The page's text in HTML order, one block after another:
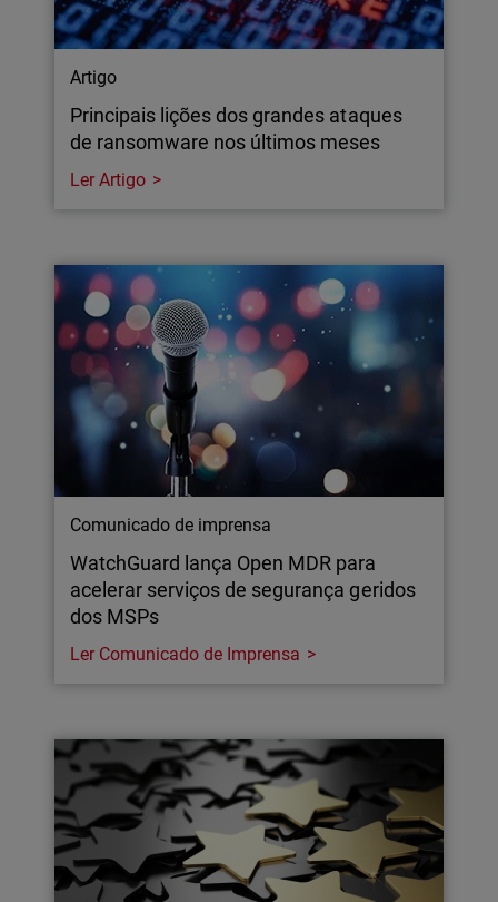
Artigo
Principais lições dos grandes ataques
de ransomware nos últimos meses
Ler Artigo
Comunicado de imprensa
WatchGuard lança Open MDR para
acelerar serviços de segurança geridos
dos MSPs
Ler Comunicado de Imprensa